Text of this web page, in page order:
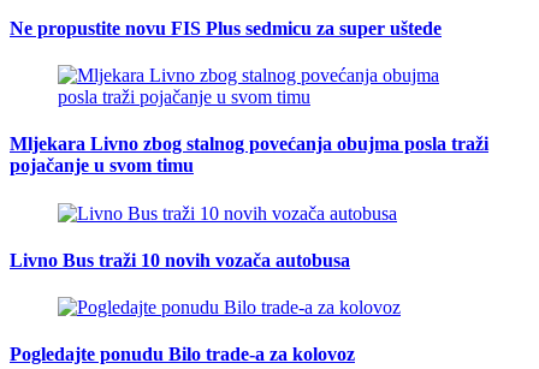
Ne propustite novu FIS Plus sedmicu za super uštede
Mljekara Livno zbog stalnog povećanja obujma posla traži
pojačanje u svom timu
Livno Bus traži 10 novih vozača autobusa
Pogledajte ponudu Bilo trade-a za kolovoz